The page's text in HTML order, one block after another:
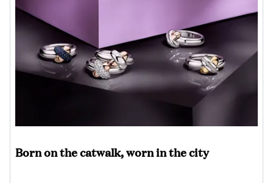
Born on the catwalk, worn in the city